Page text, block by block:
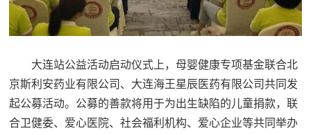
大连站公益活动启动仪式上，母婴健康专项基金联合北
京斯利安药业有限公司、大连海王星辰医药有限公司共同发
起公募活动。公募的善款将用于为出生缺陷的儿童捐款，联
合卫健委、爱心医院、社会福利机构、爱心企业等共同举办